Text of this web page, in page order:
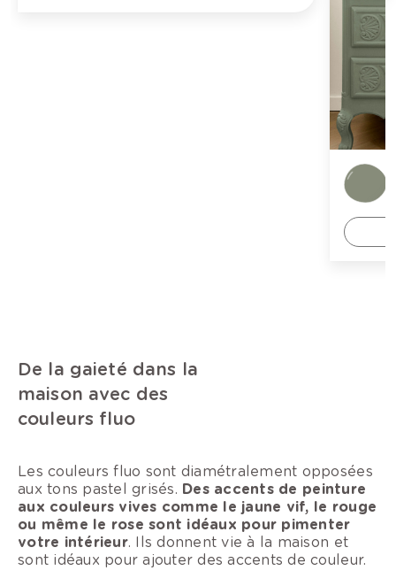
De la gaieté dans la
maison avec des
couleurs fluo
Les couleurs fluo sont diamétralement opposées
aux tons pastel grisés. Des accents de peinture
aux couleurs vives comme le jaune vif, le rouge
ou même le rose sont idéaux pour pimenter
votre intérieur. Ils donnent vie à la maison et
sont idéaux pour ajouter des accents de couleur.